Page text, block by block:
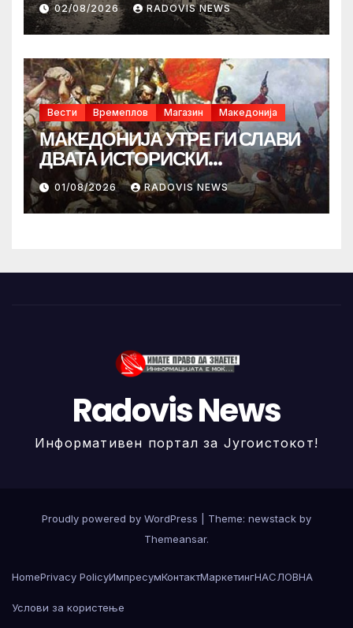
02/08/2026 RADOVIS NEWS
Вести Времеплов Магазин Македонија
МАКЕДОНИЈА УТРЕ ГИ СЛАВИ
ДВАТА ИСТОРИСКИ
ИЛИНДЕНА!
01/08/2026 RADOVIS NEWS
Radovis News
Информативен портал за Југоистокот!
Proudly powered by WordPress
Theme: newstack by
Themeansar.
HomePrivacy PolicyИмпресумКонтактМаркетингНАСЛОВНА
Услови за користење